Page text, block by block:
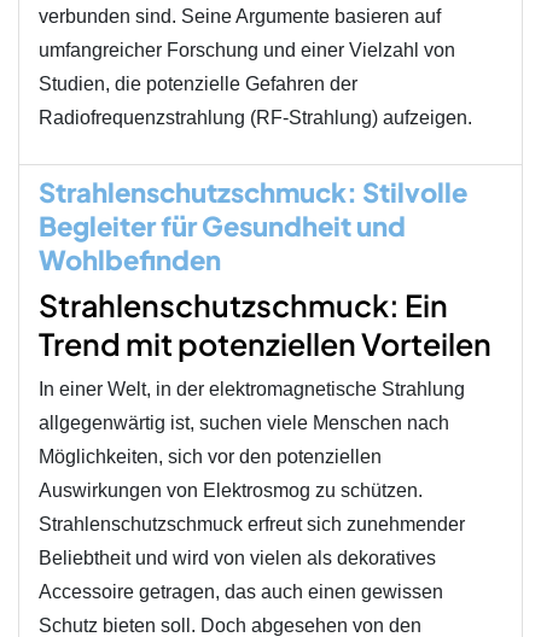
verbunden sind. Seine Argumente basieren auf
umfangreicher Forschung und einer Vielzahl von
Studien, die potenzielle Gefahren der
Radiofrequenzstrahlung (RF-Strahlung) aufzeigen.
Strahlenschutzschmuck: Stilvolle
Begleiter für Gesundheit und
Wohlbefinden
Strahlenschutzschmuck: Ein
Trend mit potenziellen Vorteilen
In einer Welt, in der elektromagnetische Strahlung
allgegenwärtig ist, suchen viele Menschen nach
Möglichkeiten, sich vor den potenziellen
Auswirkungen von Elektrosmog zu schützen.
Strahlenschutzschmuck erfreut sich zunehmender
Beliebtheit und wird von vielen als dekoratives
Accessoire getragen, das auch einen gewissen
Schutz bieten soll. Doch abgesehen von den